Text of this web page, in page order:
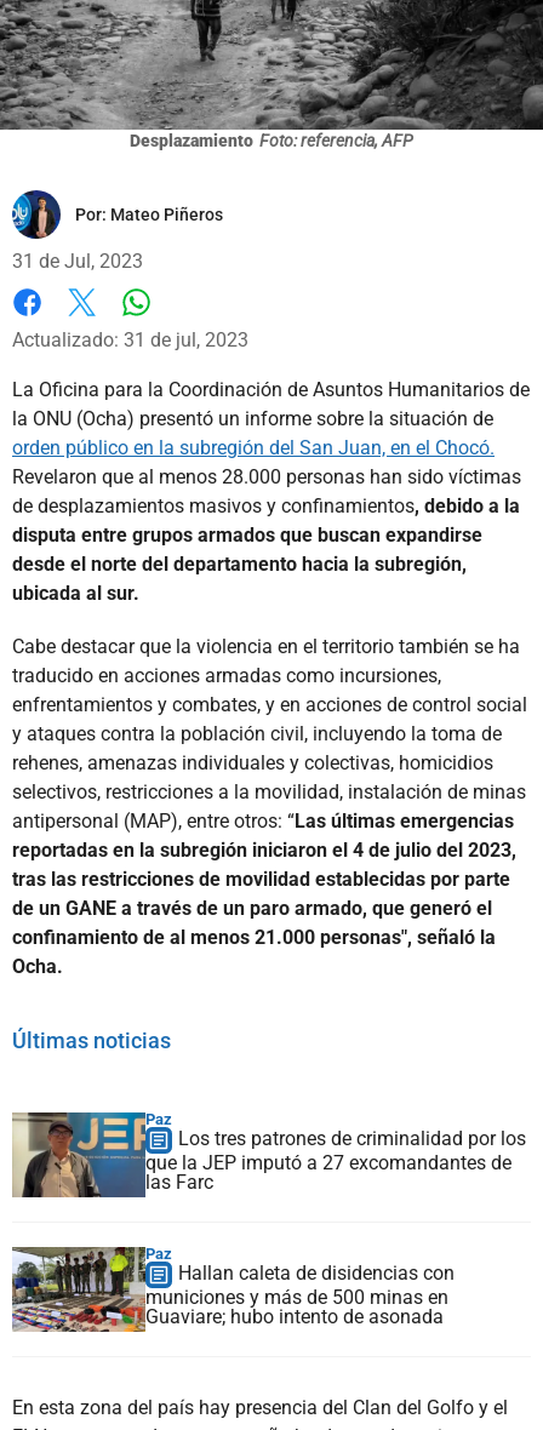
Desplazamiento Foto: referencia, AFP
Por: Mateo Piñeros
31 de Jul, 2023
Facebook
X
Actualizado: 31 de jul, 2023
La Oficina para la Coordinación de Asuntos Humanitarios de
la ONU (Ocha) presentó un informe sobre la situación de
orden público en la subregión del San Juan, en el Chocó.
Revelaron que al menos 28.000 personas han sido víctimas
de desplazamientos masivos y confinamientos, debido a la
disputa entre grupos armados que buscan expandirse
desde el norte del departamento hacia la subregión,
ubicada al sur.
Cabe destacar que la violencia en el territorio también se ha
traducido en acciones armadas como incursiones,
enfrentamientos y combates, y en acciones de control social
y ataques contra la población civil, incluyendo la toma de
rehenes, amenazas individuales y colectivas, homicidios
selectivos, restricciones a la movilidad, instalación de minas
antipersonal (MAP), entre otros: “Las últimas emergencias
reportadas en la subregión iniciaron el 4 de julio del 2023,
tras las restricciones de movilidad establecidas por parte
de un GANE a través de un paro armado, que generó el
confinamiento de al menos 21.000 personas", señaló la
Ocha.
Últimas noticias
Paz
Los tres patrones de criminalidad por los
que la JEP imputó a 27 excomandantes de
las Farc
Paz
Hallan caleta de disidencias con
municiones y más de 500 minas en
Guaviare; hubo intento de asonada
En esta zona del país hay presencia del Clan del Golfo y el